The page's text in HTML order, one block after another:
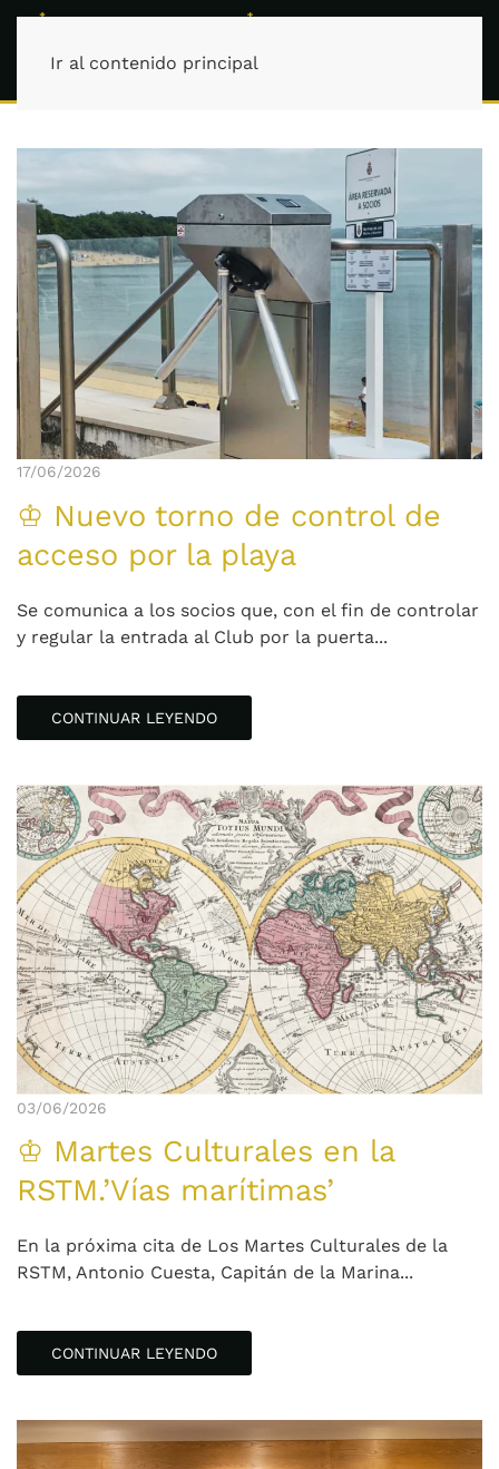
Ir al contenido principal
17/06/2026
♔ Nuevo torno de control de
acceso por la playa
Se comunica a los socios que, con el fin de controlar
y regular la entrada al Club por la puerta...
CONTINUAR LEYENDO
03/06/2026
♔ Martes Culturales en la
RSTM.’Vías marítimas’
En la próxima cita de Los Martes Culturales de la
RSTM, Antonio Cuesta, Capitán de la Marina...
CONTINUAR LEYENDO